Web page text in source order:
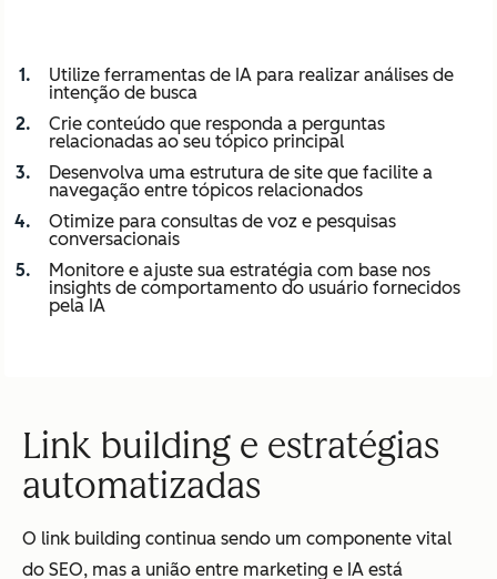
Utilize ferramentas de IA para realizar análises de
intenção de busca
Crie conteúdo que responda a perguntas
relacionadas ao seu tópico principal
Desenvolva uma estrutura de site que facilite a
navegação entre tópicos relacionados
Otimize para consultas de voz e pesquisas
conversacionais
Monitore e ajuste sua estratégia com base nos
insights de comportamento do usuário fornecidos
pela IA
Link building e estratégias
automatizadas
O link building continua sendo um componente vital
do SEO, mas a união entre marketing e IA está